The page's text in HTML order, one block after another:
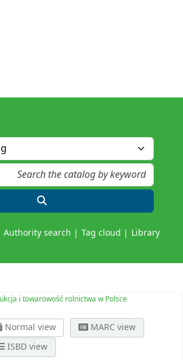
Authority search Tag cloud Library
i towarowość rolnictwa w Polsce
Normal view
MARC view
ISBD view